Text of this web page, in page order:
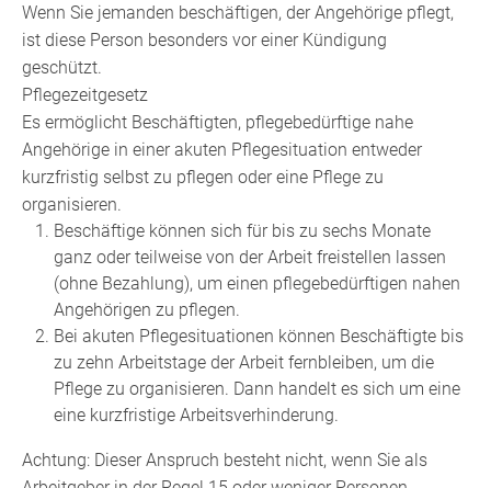
Wenn Sie jemanden beschäftigen, der Angehörige pflegt,
ist diese Person besonders vor einer Kündigung
geschützt.
Pflegezeitgesetz
Es ermöglicht Beschäftigten, pflegebedürftige nahe
Angehörige in einer akuten Pflegesituation entweder
kurzfristig selbst zu pflegen oder eine Pflege zu
organisieren.
Beschäftige können sich für bis zu sechs Monate
ganz oder teilweise von der Arbeit freistellen lassen
(ohne Bezahlung), um einen pflegebedürftigen nahen
Angehörigen zu pflegen.
Bei akuten Pflegesituationen können Beschäftigte bis
zu zehn Arbeitstage der Arbeit fernbleiben, um die
Pflege zu organisieren. Dann handelt es sich um eine
eine kurzfristige Arbeitsverhinderung.
Achtung: Dieser Anspruch besteht nicht, wenn Sie als